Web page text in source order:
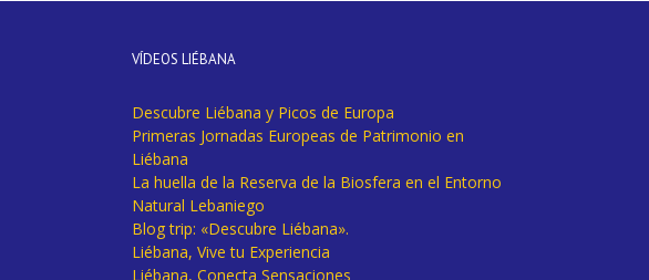
VÍDEOS LIÉBANA
Descubre Liébana y Picos de Europa
Primeras Jornadas Europeas de Patrimonio en
Liébana
La huella de la Reserva de la Biosfera en el Entorno
Natural Lebaniego
Blog trip: «Descubre Liébana».
Liébana, Vive tu Experiencia
Liébana, Conecta Sensaciones